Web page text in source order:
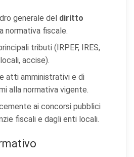
generale del diritto
normativa fiscale.
tributi (IRPEF, IRES,
accise).
atti amministrativi e di
alla normativa vigente.
ai concorsi pubblici
fiscali e dagli enti locali.